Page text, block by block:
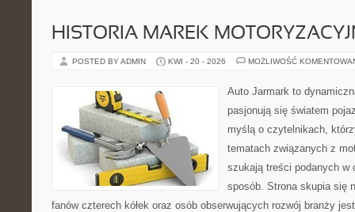
HISTORIA MAREK
POSTED BY ADMIN KWI - 20 - 2026 MOŻLIWOŚĆ
Auto Jarmark to
pasjonują się światem
myślą o czytelnikach,
tematach związanych z
szukają treści podanych w
sposób. Strona skupia się
fanów czterech kółek oraz osób obserwujących rozwój branży